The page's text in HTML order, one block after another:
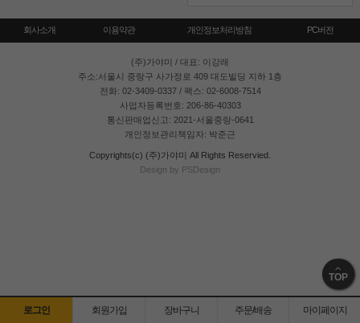
회사소개 이용약관 개인정보처리방침 PC버전
(주)가야미 / 대표: 이강래
주소:서울시 중랑구 사가정로 409 대도빌딩 지하 1층
전화: 02-3409-0337 / 팩스: 02-6008-7514
사업자등록번호: 206-86-40303
통신판매업신고: 2021-서울중랑-0641
개인정보관리책임자: 박준근
Copyrights(c) (주)가야미 All Rights Reservied.
Design by PSDesign
TOP
로그인 회원가입 장바구니 주문/배송 마이페이지